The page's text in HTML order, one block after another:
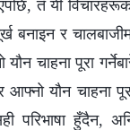
तँ यी
बनाइन र
चाहना पूरा
आफ्नो यौन चाहना
परिभाषा हुँदैन,